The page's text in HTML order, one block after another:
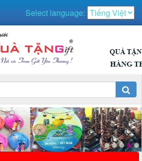
Select language: